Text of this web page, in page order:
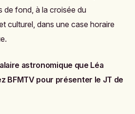
de fond, à la croisée du
culturel, dans une case horaire
astronomique que Léa
BFMTV pour présenter le JT de